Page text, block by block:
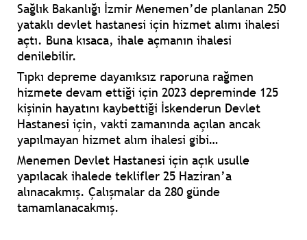
Sağlık Bakanlığı İzmir Menemen’de planlanan 250
yataklı devlet hastanesi için hizmet alımı ihalesi
açtı. Buna kısaca, ihale açmanın ihalesi
denilebilir.
Tıpkı depreme dayanıksız raporuna rağmen
hizmete devam ettiği için 2023 depreminde 125
kişinin hayatını kaybettiği İskenderun Devlet
Hastanesi için, vakti zamanında açılan ancak
yapılmayan hizmet alım ihalesi gibi…
Menemen Devlet Hastanesi için açık usulle
yapılacak ihalede teklifler 25 Haziran’a
alınacakmış. Çalışmalar da 280 günde
tamamlanacakmış.